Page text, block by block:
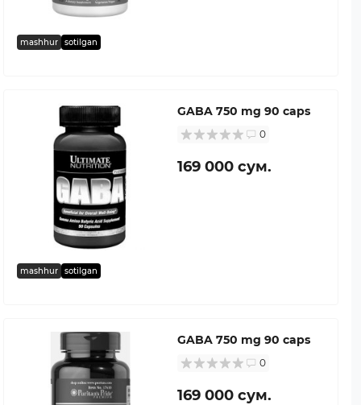
mashhur sotilgan
mashhur sotilgan
GABA 750 mg 90 caps
0
169 000 сум.
GABA 750 mg 90 caps
0
169 000 сум.